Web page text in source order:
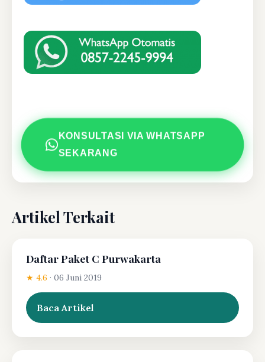
KONSULTASI VIA WHATSAPP
SEKARANG
Artikel Terkait
Daftar Paket C Purwakarta
★ 4.6 · 06 Juni 2019
Baca Artikel